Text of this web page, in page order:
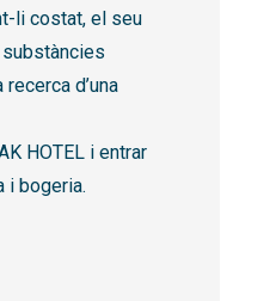
li costat, el seu
d’una
HOTEL i entrar
i bogeria.